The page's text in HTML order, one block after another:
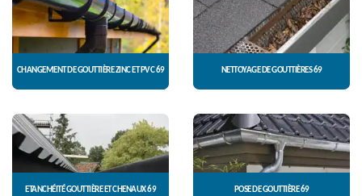
CHANGEMENT DE GOUTTIÈRE ZINC ET PVC 69 NETTOYAGE DE GOUTTIÈRES 69
ETANCHÉITÉ GOUTTIÈRE ET CHENAUX 69 POSE DE GOUTTIÈRE 69